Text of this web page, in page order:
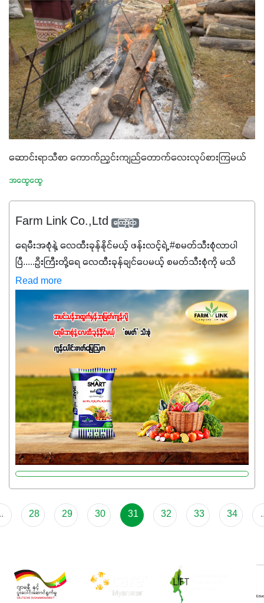
ဆောင်းရာသီစာ ကောက်ညှင်းကျည်တောက်လေးလုပ်စားကြမယ်
အထွေထွေ
Farm Link Co.,Ltd ကြော်ငြာ
ရေမီးအစုံနဲ့ လေထီးခုန်နိုင်မယ့် ဖန်းလင့်ရဲ့ #စမတ်သီးစုံလာပါ
ပြီ.....ဦးကြီးတို့ရေ ‌လေထီးခုန်ချင်ပေမယ့် စမတ်သီးစုံကို မသိ
သေးရင်တော့ ဒီစာလေးကို ဆက်ဖတ်‌ပေးပါ #စမတ်သီးစုံဆိုတာ
အပင်တိုင်းအတွက် အဓိကအာဟာရNPK (19:7:8)နဲ့ #ဟူးမစ်
အက်စစ်တို့ အချိုးကျ ပေါင်းစပ်ထားတဲ့ ကွန်ပေါင်း
ဓာတ်မြေဩဇာဖြစ်ပါတယ်။ အဓိကအကျိုးကျေးဇူးတွေအနေနဲ့
ကတော့ နိုက်ထရိုဂျင် 19%ပါဝင်တဲ့အတွက် ကလိုရိုဖီးလ်ဖွဲ့စည်း
မှုကို အားပေးကာ သီးနှံပင်များ၏အရွက်များစိမ်းလန်းသန်စွမ်း
ပြီး အစာချက်လုပ်မှုအားကောင်းစေပါတယ်။ အပင်၏ပင်ပိုင်း
ကြီးထွားမှုကို တိုးမြင့်စေကာ အပင်သန်၍ အကြီးမြန်စေပါတယ်။
သင့်တော်တဲ့ Phosphorus 7%ပါဝင်မှုကြောင့် အပင်ရဲ့ အမြစ်
ဖွဲ့စည်းတည်ဆောက်မှုကို ပို၍သန်မာလာအောင် အားပေးပါ
တယ်။ ဒါ့အပြင် ပန်းပွင့်ခြင်း၊အသီးသီးခြင်း၊အစေ့တည်ခြင်း
လုပ်ငန်းစဉ်များကိုလည်း အားပေးပါတယ်။ လုံလောက်တဲ့
Potassium 8%က အပင်ရဲ့ ရောဂါဒဏ်၊ရာသီဥတုဒဏ်ခံနိုင်ရည်
အရသာ ပိုမိုကောင်းမွန်စေဖို့အတွက် လိုအပ်တဲ့အာဟာရဓာတ်
ဖြစ်ပါတယ်။ ဟူးမစ်အက်စစ်ပါဝင်ပေါင်းစပ်ထားတဲ့အတွက်
အကျိုးကျေးဇူးများစွာကိုရရှိစေမှာဖြစ်ပါတယ်။ စပါးအပါအဝင်
နှံစားသီးနှံများ၊ပဲအမျိုးမျိုး၊ဟင်းသီးဟင်းရွက်နဲ့ ဥယျာဉ်ခြံသီးနှံ
Read more
28 29 30 31 32 33 34